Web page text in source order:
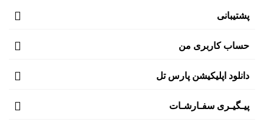
پشتیبانی
حساب کاربری من
دانلود اپلیکیشن پارس تل
پیـگیـری سفـارشـات